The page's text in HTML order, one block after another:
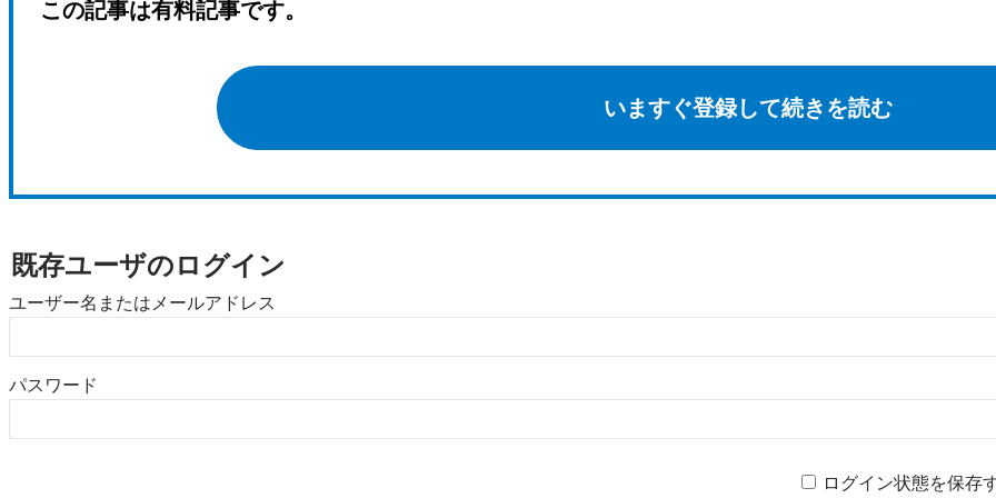
この記事は有料記事です。
いますぐ登録して続きを読む
既存ユーザのログイン
ユーザー名またはメールアドレス
パスワード
ログイン状態を保存